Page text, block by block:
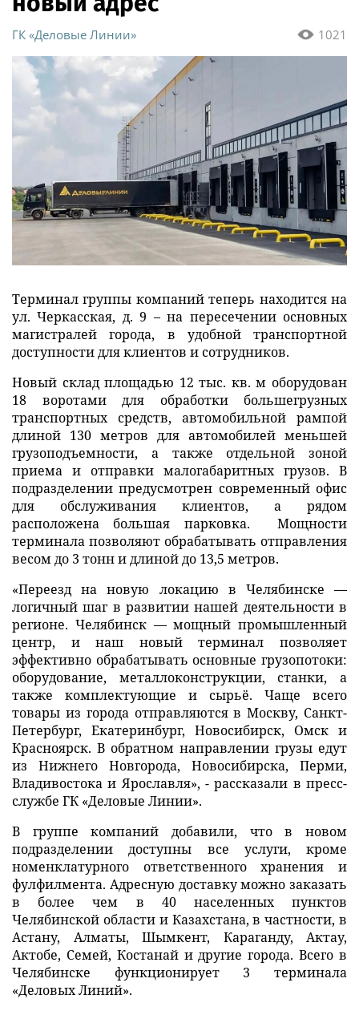
1021
ГК «Деловые Линии»
Терминал группы компаний теперь находится на
ул. Черкасская, д. 9 – на пересечении основных
магистралей города, в удобной транспортной
доступности для клиентов и сотрудников.
Новый склад площадью 12 тыс. кв. м оборудован
18 воротами для обработки большегрузных
транспортных средств, автомобильной рампой
длиной 130 метров для автомобилей меньшей
грузоподъемности, а также отдельной зоной
приема и отправки малогабаритных грузов. В
подразделении предусмотрен современный офис
для обслуживания клиентов, а рядом
расположена большая парковка. Мощности
терминала позволяют обрабатывать отправления
весом до 3 тонн и длиной до 13,5 метров.
«Переезд на новую локацию в Челябинске —
логичный шаг в развитии нашей деятельности в
регионе. Челябинск — мощный промышленный
центр, и наш новый терминал позволяет
эффективно обрабатывать основные грузопотоки:
оборудование, металлоконструкции, станки, а
также комплектующие и сырьё. Чаще всего
товары из города отправляются в Москву, Санкт-
Петербург, Екатеринбург, Новосибирск, Омск и
Красноярск. В обратном направлении грузы едут
из Нижнего Новгорода, Новосибирска, Перми,
Владивостока и Ярославля», - рассказали в пресс-
службе ГК «Деловые Линии».
В группе компаний добавили, что в новом
подразделении доступны все услуги, кроме
номенклатурного ответственного хранения и
фулфилмента. Адресную доставку можно заказать
в более чем в 40 населенных пунктов
Челябинской области и Казахстана, в частности, в
Астану, Алматы, Шымкент, Караганду, Актау,
Актобе, Семей, Костанай и другие города. Всего в
Челябинске функционирует 3 терминала
«Деловых Линий».